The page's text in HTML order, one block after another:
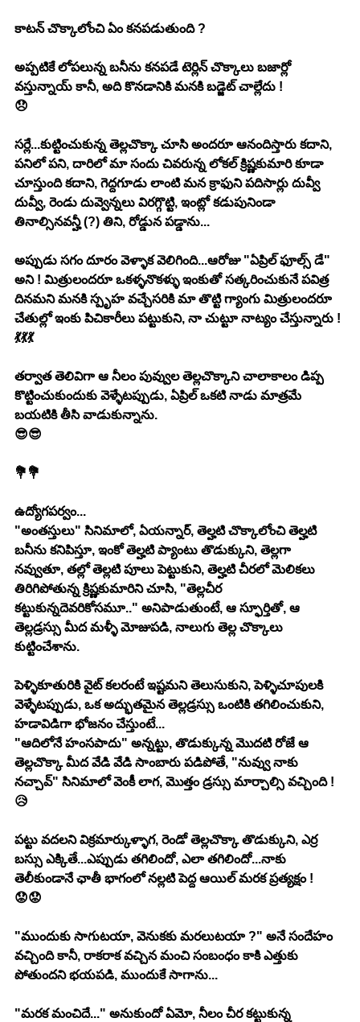
కాటన్ చొక్కాలోంచి ఏం కనపడుతుంది ?
అప్పటికే లోపలున్న బనీను కనపడే టెర్లిన్ చొక్కాలు బజార్లో
వస్తున్నాయ్ కానీ, అది కొనడానికి మనకి బడ్జెట్ చాల్లేదు !
😞
సర్లే...కుట్టించుకున్న తెల్లచొక్కా చూసి అందరూ ఆనందిస్తారు కదాని,
పనిలో పని, దారిలో మా సందు చివరున్న లోకల్ క్రిష్ణకుమారి కూడా
చూస్తుంది కదాని, గెద్దగూడు లాంటి మన క్రాఫుని పదిసార్లు దువ్వీ
దువ్వీ, రెండు దువ్వెన్నలు విరగ్గొట్టి, ఇంట్లో కడుపునిండా
తినాల్సినవన్హీ (?) తిని, రోడ్డున పడ్డాను...
అప్పుడు సగం దూరం వెళ్ళాక వెలిగింది...ఆరోజు "ఏప్రిల్ ఫూల్స్ డే"
అని ! మిత్రులందరూ ఒకళ్ళనొకళ్ళు ఇంకుతో సత్కరించుకునే పవిత్ర
దినమని మనకి స్పృహ వచ్చేసరికి మా తొట్టి గ్యాంగు మిత్రులందరూ
చేతుల్లో ఇంకు పిచికారీలు పట్టుకుని, నా చుట్టూ నాట్యం చేస్తున్నారు !
💃💃💃
తర్వాత తెలివిగా ఆ నీలం పువ్వుల తెల్లచొక్కాని చాలాకాలం డిప్ప
కొట్టించుకుందుకు వెళ్ళేటప్పుడు, ఏప్రిల్ ఒకటి నాడు మాత్రమే
బయటికి తీసి వాడుకున్నాను.
😎😎
💐💐
ఉద్యోగపర్వం...
"అంతస్తులు" సినిమాలో, ఏయన్నార్, తెల్హటి చొక్కాలోంచి తెల్హటి
బనీను కనిపిస్తూ, ఇంకో తెల్హటి ప్యాంటు తొడుక్కుని, తెల్లగా
నవ్వుతూ, తల్లో తెల్లటి పూలు పెట్టుకుని, తెల్హటి చీరలో మెలికలు
తిరిగిపోతున్న క్రిష్ణకుమారిని చూసి, "తెల్లచీర
కట్టుకున్నదెవరికోసమూ.." అనిపాడుతుంటే, ఆ స్ఫూర్తితో, ఆ
తెల్లడ్రస్సు మీద మళ్ళీ మోజుపడి, నాలుగు తెల్ల చొక్కాలు
కుట్టించేశాను.
పెళ్ళికూతురికి వైట్ కలరంటే ఇష్టమని తెలుసుకుని, పెళ్ళిచూపులకి
వెళ్ళేటప్పుడు, ఒక అద్భుతమైన తెల్లడ్రస్సు ఒంటికి తగిలించుకుని,
హడావిడిగా భోజనం చేస్తుంటే...
"ఆదిలోనే హంసపాదు" అన్నట్టు, తొడుక్కున్న మొదటి రోజే ఆ
తెల్లచొక్కా మీద వేడి వేడి సాంబారు పడిపోతే, "నువ్వు నాకు
నచ్చావ్" సినిమాలో వెంకీ లాగ, మొత్తం డ్రస్సు మార్చాల్సి వచ్చింది !
😥
పట్టు వదలని విక్రమార్కుళ్ళాగ, రెండో తెల్లచొక్కా తొడుక్కుని, ఎర్ర
బస్సు ఎక్కితే...ఎప్పుడు తగిలిందో, ఎలా తగిలిందో...నాకు
తెలీకుండానే ఛాతీ భాగంలో నల్లటి పెద్ద ఆయిల్ మరక ప్రత్యక్షం !
😟😟
"ముందుకు సాగుటయా, వెనుకకు మరలుటయా ?" అనే సందేహం
వచ్చింది కానీ, రాకరాక వచ్చిన మంచి సంబంధం కాకి ఎత్తుకు
పోతుందని భయపడి, ముందుకే సాగాను...
"మరక మంచిదే..." అనుకుందో ఏమో, నీలం చీర కట్టుకున్న